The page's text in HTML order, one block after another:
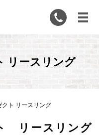
リースリング
クト リースリング
リースリング